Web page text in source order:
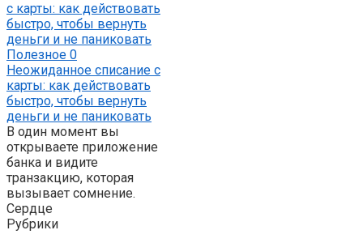
Полезное 0
Неожиданное списание с
карты: как действовать
быстро, чтобы вернуть
деньги и не паниковать
В один момент вы
открываете приложение
банка и видите
транзакцию, которая
вызывает сомнение.
Сердце
Рубрики